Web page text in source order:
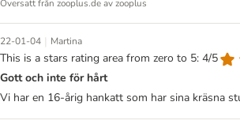
Översatt från zooplus.de av zooplus
22-01-04 | Martina
This is a stars rating area from zero to 5: 4/5
Gott och inte för hårt
Vi har en 16-årig hankatt som har sina kräsna